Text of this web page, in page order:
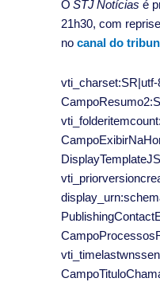
O STJ Notícias é
21h30, com
no canal do
vti_charset:SR|utf-